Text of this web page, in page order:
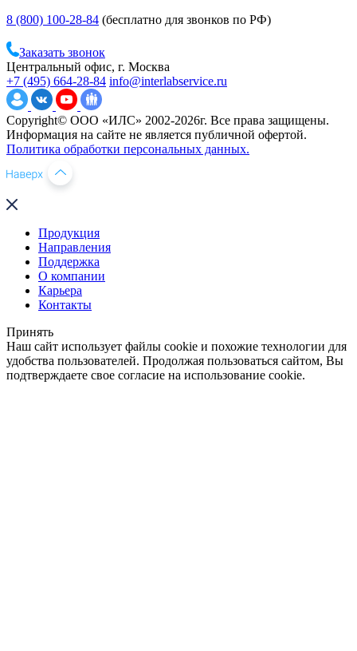
8 (800) 100-28-84 (бесплатно для звонков по РФ)
Заказать звонок
Центральный офис, г. Москва
+7 (495) 664-28-84 info@interlabservice.ru
Copyright© ООО «ИЛС» 2002-2026г. Все права защищены.
Информация на сайте не является публичной офертой.
Политика обработки персональных данных.
Продукция
Направления
Поддержка
О компании
Карьера
Контакты
Принять
Наш сайт использует файлы cookie и похожие технологии для
удобства пользователей. Продолжая пользоваться сайтом, Вы
подтверждаете свое согласие на использование cookie.